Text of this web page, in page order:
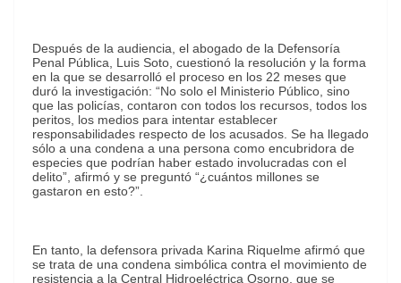
Después de la audiencia, el abogado de la Defensoría
Penal Pública, Luis Soto, cuestionó la resolución y la forma
en la que se desarrolló el proceso en los 22 meses que
duró la investigación: “No solo el Ministerio Público, sino
que las policías, contaron con todos los recursos, todos los
peritos, los medios para intentar establecer
responsabilidades respecto de los acusados. Se ha llegado
sólo a una condena a una persona como encubridora de
especies que podrían haber estado involucradas con el
delito”, afirmó y se preguntó “¿cuántos millones se
gastaron en esto?”.
En tanto, la defensora privada Karina Riquelme afirmó que
se trata de una condena simbólica contra el movimiento de
resistencia a la Central Hidroeléctrica Osorno, que se